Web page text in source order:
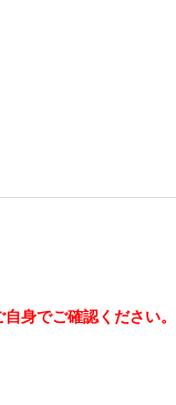
身でご確認ください。